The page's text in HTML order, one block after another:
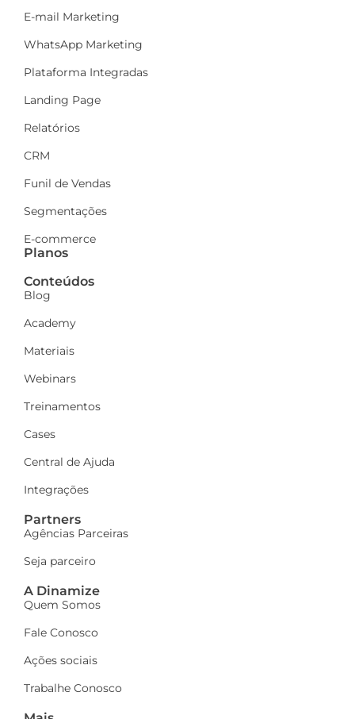
E-mail Marketing
WhatsApp Marketing
Plataforma Integradas
Landing Page
Relatórios
CRM
Funil de Vendas
Segmentações
E-commerce
Planos
Conteúdos
Blog
Academy
Materiais
Webinars
Treinamentos
Cases
Central de Ajuda
Integrações
Partners
Agências Parceiras
Seja parceiro
A Dinamize
Quem Somos
Fale Conosco
Ações sociais
Trabalhe Conosco